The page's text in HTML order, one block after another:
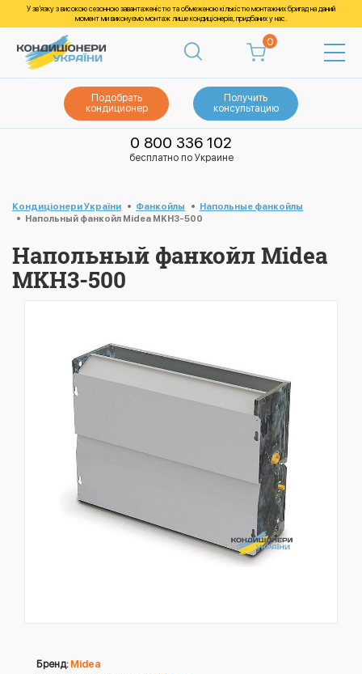
У зв’язку з високою сезонною завантаженістю та обмеженою кількістю монтажних бригад на даний
момент ми виконуємо монтаж лише кондиціонерів, придбаних у нас.
0
Подобрать
кондиционер
Получить
консультацию
0 800 336 102
бесплатно по Украине
Кондиціонери України Фанкойлы
Напольные фанкойлы
Напольный фанкойл Midea MKH3-500
Напольный фанкойл Midea
MKH3-500
Бренд: Midea